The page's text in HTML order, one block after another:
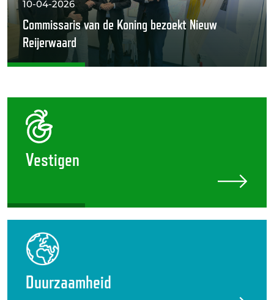
10-04-2026
Commissaris van de Koning bezoekt Nieuw
Reijerwaard
Vestigen
Duurzaamheid